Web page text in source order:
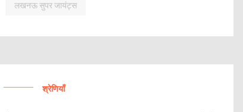
लखनऊ सुपर जायंट्स
श्रेणियाँ